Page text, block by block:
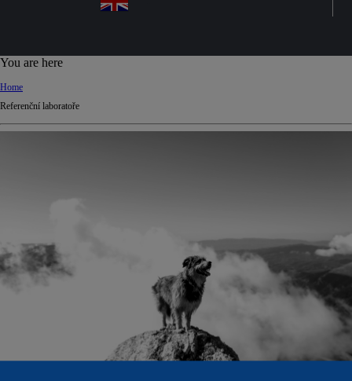
d
m
You are here
Home
Referenční laboratoře